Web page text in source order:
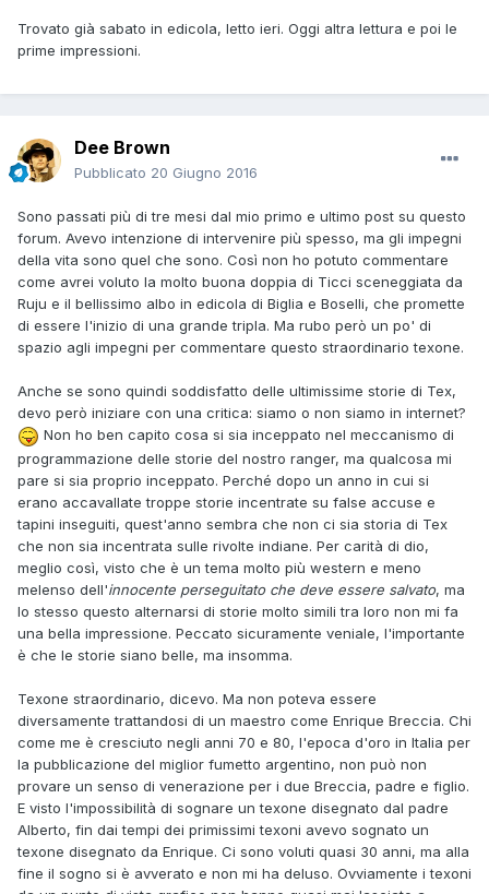
Trovato già sabato in edicola, letto ieri. Oggi altra lettura e poi le
prime impressioni.
Dee Brown
Pubblicato 20 Giugno 2016
Sono passati più di tre mesi dal mio primo e ultimo post su questo
forum. Avevo intenzione di intervenire più spesso, ma gli impegni
della vita sono quel che sono. Così non ho potuto commentare
come avrei voluto la molto buona doppia di Ticci sceneggiata da
Ruju e il bellissimo albo in edicola di Biglia e Boselli, che promette
di essere l'inizio di una grande tripla. Ma rubo però un po' di
spazio agli impegni per commentare questo straordinario texone.
Anche se sono quindi soddisfatto delle ultimissime storie di Tex,
devo però iniziare con una critica: siamo o non siamo in internet?
Non ho ben capito cosa si sia inceppato nel meccanismo di
programmazione delle storie del nostro ranger, ma qualcosa mi
pare si sia proprio inceppato. Perché dopo un anno in cui si
erano accavallate troppe storie incentrate su false accuse e
tapini inseguiti, quest'anno sembra che non ci sia storia di Tex
che non sia incentrata sulle rivolte indiane. Per carità di dio,
meglio così, visto che è un tema molto più western e meno
melenso dell'innocente perseguitato che deve essere salvato, ma
lo stesso questo alternarsi di storie molto simili tra loro non mi fa
una bella impressione. Peccato sicuramente veniale, l'importante
è che le storie siano belle, ma insomma.
Texone straordinario, dicevo. Ma non poteva essere
diversamente trattandosi di un maestro come Enrique Breccia. Chi
come me è cresciuto negli anni 70 e 80, l'epoca d'oro in Italia per
la pubblicazione del miglior fumetto argentino, non può non
provare un senso di venerazione per i due Breccia, padre e figlio.
E visto l'impossibilità di sognare un texone disegnato dal padre
Alberto, fin dai tempi dei primissimi texoni avevo sognato un
texone disegnato da Enrique. Ci sono voluti quasi 30 anni, ma alla
fine il sogno si è avverato e non mi ha deluso. Ovviamente i texoni